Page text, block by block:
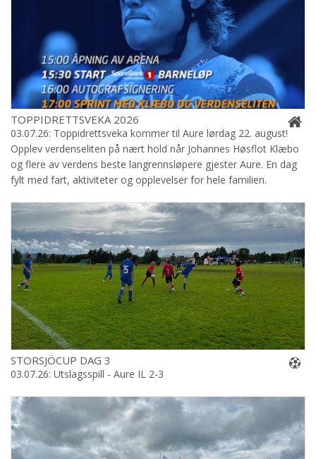
TOPPIDRETTSVEKA 2026
03.07.26: Toppidrettsveka kommer til Aure lørdag 22. august!
Opplev verdenseliten på nært hold når Johannes Høsflot Klæbo
og flere av verdens beste langrennsløpere gjester Aure. En dag
fylt med fart, aktiviteter og opplevelser for hele familien.
STORSJÖCUP DAG 3
03.07.26: Utslagsspill - Aure IL 2-3